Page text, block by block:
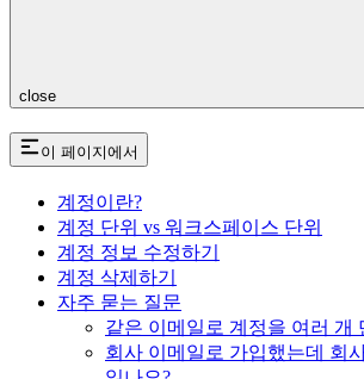
close
이 페이지에서
계정이란?
계정 단위 vs 워크스페이스 단위
계정 정보 수정하기
계정 삭제하기
자주 묻는 질문
같은 이메일로 계정을 여러 개
회사 이메일로 가입했는데 회